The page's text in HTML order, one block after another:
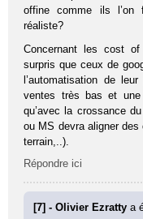
offine comme ils
réaliste?
Concernant les cost
surpris que ceux de
l’automatisation de
ventes très bas et une
qu’avec la crossance
ou MS devra aligner
terrain,..).
Répondre ici
[7] - Olivier Ezrattya